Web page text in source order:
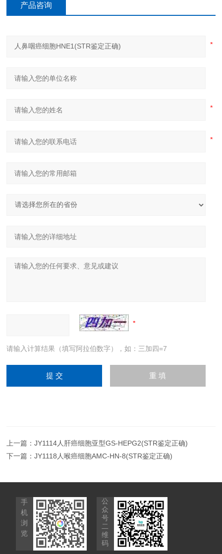
产品咨询
请输入计算结果（填写阿拉伯数字），如：三加四=7
上一篇：JY1114人肝癌细胞亚型GS-HEPG2(STR鉴定正确)
下一篇：JY1118人喉癌细胞AMC-HN-8(STR鉴定正确)
手
机
浏
览
公
众
号
二
维
码